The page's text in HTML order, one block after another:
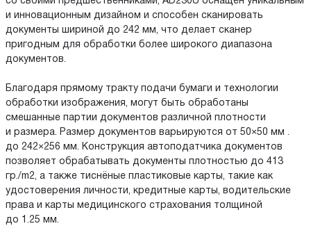
и инновационным дизайном и способен сканировать
документы шириной до 242 мм, что делает сканер
пригодным для обработки более широкого диапазона
документов.
Благодаря прямому тракту подачи бумаги и технологии
обработки изображения, могут быть обработаны
смешанные партии документов различной плотности
и размера. Размер документов варьируются от 50×50 мм .
до 242×256 мм. Конструкция автоподатчика документов
позволяет обрабатывать документы плотностью до 413
гр./m2, а также тиснёные пластиковые карты, такие как
удостоверения личности, кредитные карты, водительские
права и карты медицинского страхования толщиной
до 1.25 мм.